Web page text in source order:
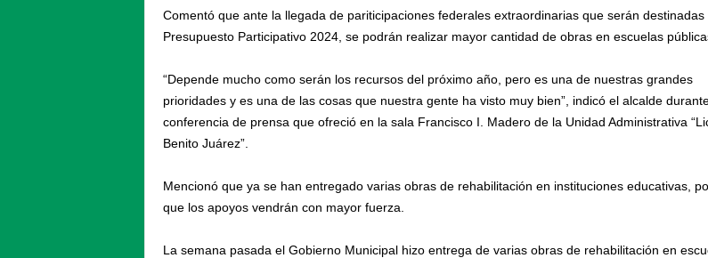
Comentó que ante la llegada de pariticipaciones federales extraordinarias que serán destinadas
Presupuesto Participativo 2024, se podrán realizar mayor cantidad de obras en escuelas
“Depende mucho como serán los recursos del próximo año, pero es una de nuestras grandes
prioridades y es una de las cosas que nuestra gente ha visto muy bien”, indicó el alcalde
conferencia de prensa que ofreció en la sala Francisco I. Madero de la Unidad Administrativa
Benito Juárez”.
Mencionó que ya se han entregado varias obras de rehabilitación en instituciones educativas,
que los apoyos vendrán con mayor fuerza.
La semana pasada el Gobierno Municipal hizo entrega de varias obras de rehabilitación en